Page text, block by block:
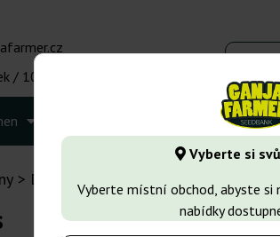
Vyberte si
Vyberte místní obchod, abyste
nabídky
/ 10:00 - 16:00
Druhy marihuany
Diesel